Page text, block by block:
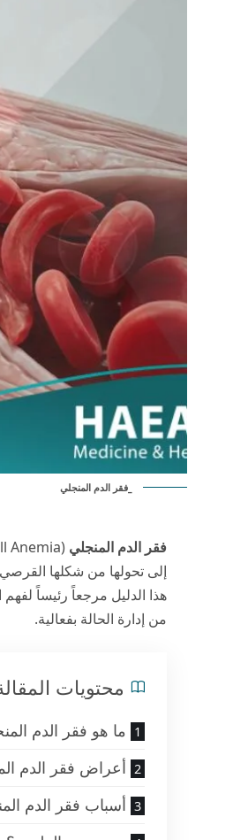
_فقر الدم المنجلي
فقر الدم المنجلي
إلى تحولها من شكلها
هذا الدليل مرجعاً رئيساً
من إدارة الحالة بفعالية.
محتويات
ما هو فقر الدم
أعراض فقر الدم
أسباب فقر الدم